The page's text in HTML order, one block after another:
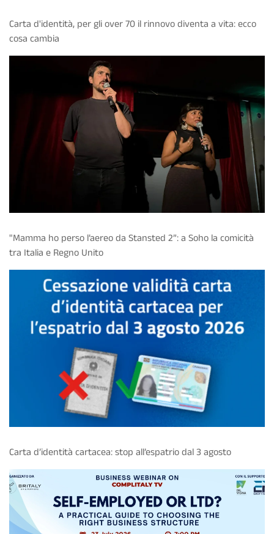
Carta d'identità, per gli over 70 il rinnovo diventa a vita: ecco
cosa cambia
"Mamma ho perso l’aereo da Stansted 2”: a Soho la comicità
tra Italia e Regno Unito
Carta d’identità cartacea: stop all’espatrio dal 3 agosto